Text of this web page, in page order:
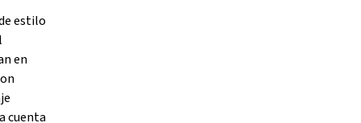
estilo
en
cuenta